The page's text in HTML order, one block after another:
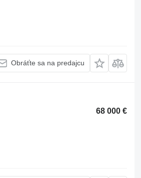
Obráťte sa na predajcu
68 000 €